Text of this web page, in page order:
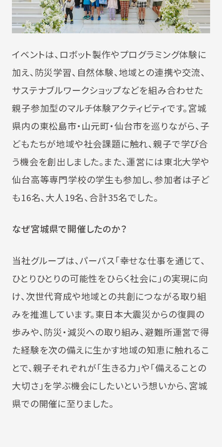
イベントは、ロボット製作やプログラミング体験に
加え、防災学習、自然体験、地域との連携や交流、
サステナブルワークショップなどを組み合わせた
親子参加型のマルチ体験アクティビティです。宮城
県内の東松島市・山元町・仙台市を巡りながら、子
どもたちが地域や社会課題に触れ、親子で学び合
う機会を創出しました。また、運営には東北大学や
仙台高等専門学校の学生も参加し、参加者は子ど
も16名、大人19名、合計35名でした。
なぜ宮城県で開催したのか？
当社グループは、パーパス「幸せな仕事を通じて、
ひとりひとりの可能性をひらく社会に」の実現に向
け、次世代育成や地域との共創につながる取り組
みを推進しています。東日本大震災からの復興の
歩みや、防災・減災への取り組み、避難所運営で得
た経験を次の備えに生かす地域の知恵に触れるこ
とで、親子それぞれが「生きる力」や「備えることの
大切さ」を学ぶ機会にしたいという想いから、宮城
県での開催に至りました。